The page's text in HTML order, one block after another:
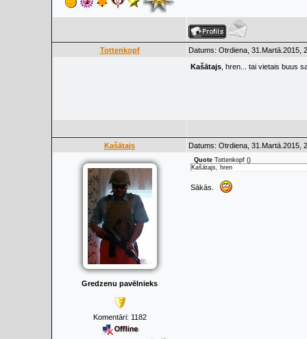
Tottenkopf
Datums: Otrdiena, 31.Martā.2015,
Kašātajs , hren... tai vietais buus
Kašātajs Datums: Otrdiena, 31.Martā.2015,
Gredzenu pavēlnieks
Komentāri: 1182
Quote Tottenkopf ()
Kašātajs, hren
Sākās.